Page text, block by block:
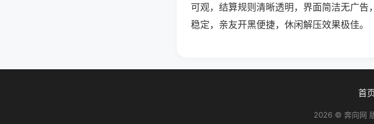
可观，结算规则清晰透明，界面简洁无广
稳定，亲友开黑便捷，休闲解压效果极佳。
首
2026 © 奔向网